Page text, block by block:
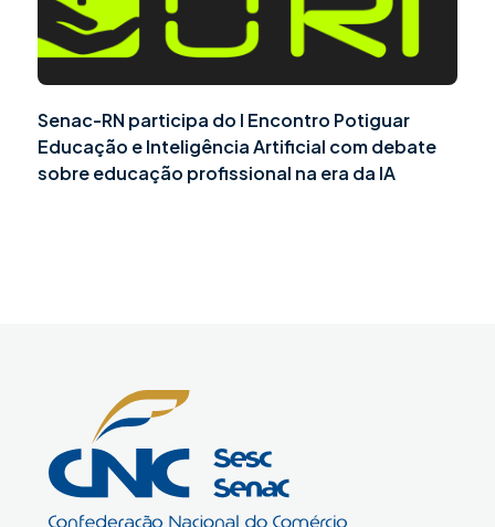
Senac-RN participa do I Encontro Potiguar
Educação e Inteligência Artificial com debate
sobre educação profissional na era da IA